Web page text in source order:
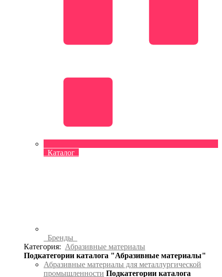
Каталог
Бренды
Категория: Абразивные материалы
Подкатегории каталога "Абразивные материалы"
Абразивные материалы для металлургической
промышленности Подкатегории каталога